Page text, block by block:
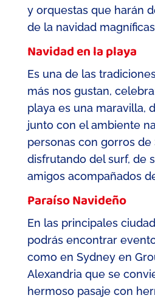
y orquestas que harán
de la navidad
Navidad en la playa
Es una de las
más nos gustan,
playa es una maravilla,
junto con el ambiente
personas con gorros de
disfrutando del surf, de
amigos acompañados
Paraíso Navideño
En las principales
podrás encontrar
como en Sydney en
Alexandria que se
hermoso pasaje con